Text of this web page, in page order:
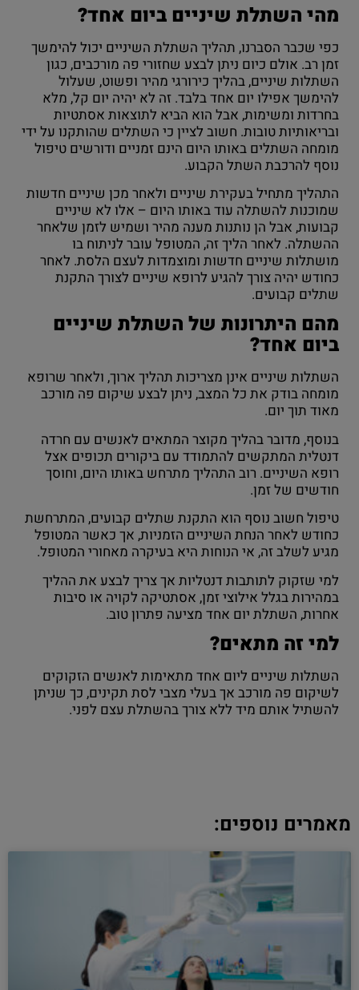
מהי השתלת שיניים ביום אחד?
כפי שכבר הסברנו, תהליך השתלת השיניים יכול להימשך
זמן רב. אולם כיום ניתן לבצע שחזורי פה מורכבים, כגון
השתלות שיניים, בהליך כירורגי מהיר ופשוט, שעלול
להימשך אפילו יום אחד בלבד. זה לא יהיה יום קל, מלא
בחרדות ומשימות, אבל הוא הביא לתוצאות אסתטיות
ובריאותיות טובות. חשוב לציין כי השתלים שהותקנו על ידי
מומחה השתלים באותו היום הינם זמניים ודורשים טיפול
נוסף להרכבת השתל הקבוע.
התהליך מתחיל בעקירת שיניים ולאחר מכן שיניים חדשות
שמוכנות להשתלה עוד באותו היום – אלו לא שיניים
קבועות, אבל הן נותנות מענה מהיר ושמיש לזמן שלאחר
ההשתלה. לאחר הליך זה, המטופל עובר לניתוח בו
מושתלות שיניים חדשות ומוצמדות לעצם הלסת. לאחר
כחודש יהיה צורך להגיע לרופא שיניים לצורך התקנת
שתלים קבועים.
מהם היתרונות של השתלת שיניים
ביום אחד?
השתלות שיניים אינן מצריכות תהליך ארוך, ולאחר שרופא
מומחה בודק את כל המצב, ניתן לבצע שיקום פה מורכב
מאוד תוך יום.
בנוסף, מדובר בהליך מקוצר המתאים לאנשים עם חרדה
דנטלית המתקשים להתמודד עם ביקורים תכופים אצל
רופא השיניים. רוב התהליך מתרחש באותו היום, וחוסך
חודשים של זמן.
טיפול חשוב נוסף הוא התקנת שתלים קבועים, המתרחשת
כחודש לאחר הנחת השיניים הזמניות, אך כאשר המטופל
מגיע לשלב זה, אי הנוחות היא בעיקרה מאחורי המטופל.
למי שזקוק לתותבות דנטליות אך צריך לבצע את ההליך
במהירות בגלל אילוצי זמן, אסתטיקה לקויה או סיבות
אחרות, השתלת יום אחד מציעה פתרון טוב.
למי זה מתאים?
השתלות שיניים ליום אחד מתאימות לאנשים הזקוקים
לשיקום פה מורכב אך בעלי מצבי לסת תקינים, כך שניתן
להשתיל אותם מיד ללא צורך בהשתלת עצם לפני.
מאמרים נוספים: